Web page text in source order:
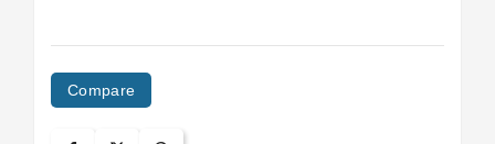
Compare